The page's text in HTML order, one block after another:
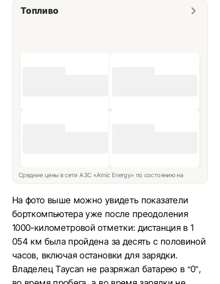
Топливо
Средние цены в сети АЗС «Amic Energy» по состоянию на
На фото выше можно увидеть показатели
борткомпьютера уже после преодоления
1000-километровой отметки: дистанция в 1
054 км была пройдена за десять с половиной
часов, включая остановки для зарядки.
Владелец Taycan не разряжал батарею в “0”,